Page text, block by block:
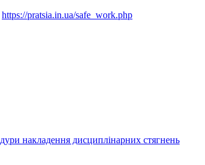
https://pratsia.in.ua/safe_work.php
накладення дисциплінарних стягнень